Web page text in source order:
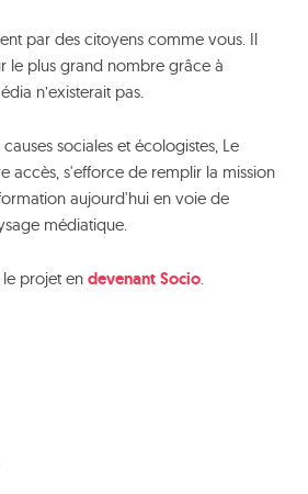
par des citoyens comme vous. Il
le plus grand nombre grâce à
n’existerait pas.
sociales et écologistes, Le
accès, s'efforce de remplir la mission
aujourd'hui en voie de
médiatique.
projet en devenant Socio.